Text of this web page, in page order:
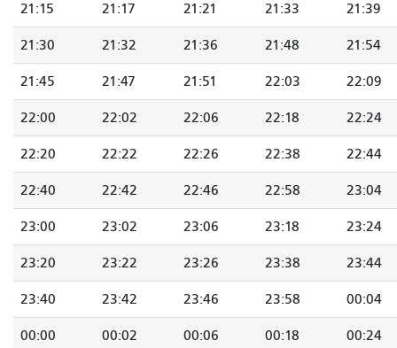
21:15 21:17 21:21 21:33 21:39
21:30 21:32 21:36 21:48 21:54
21:45 21:47 21:51 22:03 22:09
22:00 22:02 22:06 22:18 22:24
22:20 22:22 22:26 22:38 22:44
22:40 22:42 22:46 22:58 23:04
23:00 23:02 23:06 23:18 23:24
23:20 23:22 23:26 23:38 23:44
23:40 23:42 23:46 23:58 00:04
00:00 00:02 00:06 00:18 00:24